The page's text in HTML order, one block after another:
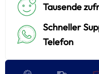
Tausende
Schneller
Telefon